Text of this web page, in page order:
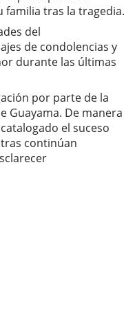
tras la tragedia.
del
de condolencias y
durante las últimas
por parte de la
Guayama. De manera
el suceso
continúan